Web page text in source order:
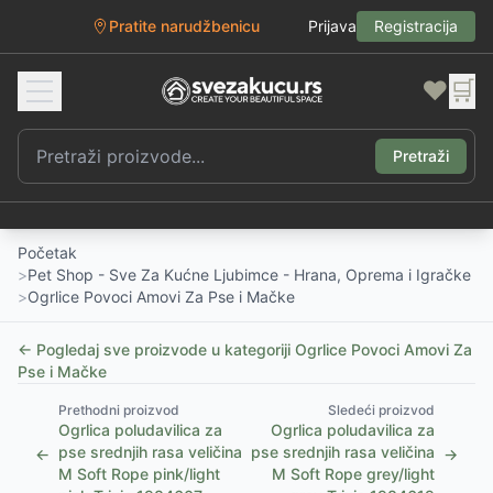
Pratite narudžbenicu Prijava Registracija
❤️ 🛒
Pretraži
Početak
>Pet Shop - Sve Za Kućne Ljubimce - Hrana, Oprema i Igračke
>Ogrlice Povoci Amovi Za Pse i Mačke
← Pogledaj sve proizvode u kategoriji Ogrlice Povoci Amovi Za
Pse i Mačke
←
Prethodni proizvod
Ogrlica poludavilica za
pse srednjih rasa veličina
M Soft Rope pink/light
Sledeći proizvod
Ogrlica poludavilica za
pse srednjih rasa veličina
M Soft Rope grey/light
→